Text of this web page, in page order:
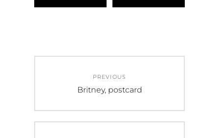
l’article
PREVIOUS
Previous
Britney, postcard